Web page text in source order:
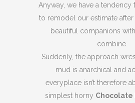
Anyway, we have a tendency
to remodel our estimate
beautiful companions
combine.
Suddenly, the approach
mud is anarchical and
everyplace isn’t therefore
simplest horny Chocolate